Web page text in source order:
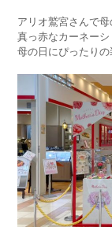
アリオ鷲宮さんで
真っ赤なカーネーシ
母の日にぴったり